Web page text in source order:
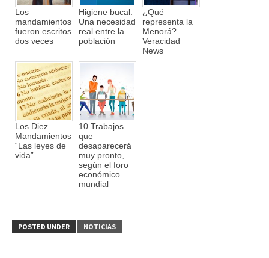
Los
mandamientos
fueron escritos
dos veces
Higiene bucal:
Una necesidad
real entre la
población
¿Qué
representa la
Menorá? –
Veracidad
News
Los Diez
Mandamientos
“Las leyes de
vida”
10 Trabajos
que
desaparecerá
muy pronto,
según el foro
económico
mundial
POSTED UNDER NOTICIAS